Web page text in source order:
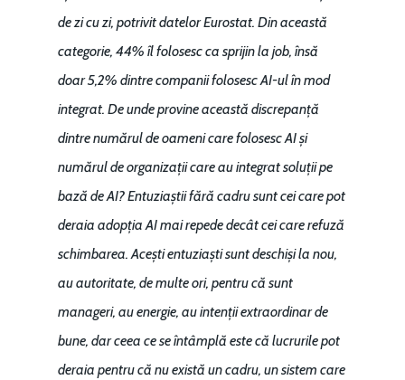
de zi cu zi, potrivit datelor Eurostat. Din această
categorie, 44% îl folosesc ca sprijin la job, însă
doar 5,2% dintre companii folosesc AI-ul în mod
integrat. De unde provine această discrepanță
dintre numărul de oameni care folosesc AI și
numărul de organizații care au integrat soluții pe
bază de AI? Entuziaștii fără cadru sunt cei care pot
deraia adopția AI mai repede decât cei care refuză
schimbarea. Acești entuziaști sunt deschiși la nou,
au autoritate, de multe ori, pentru că sunt
manageri, au energie, au intenții extraordinar de
bune, dar ceea ce se întâmplă este că lucrurile pot
deraia pentru că nu există un cadru, un sistem care